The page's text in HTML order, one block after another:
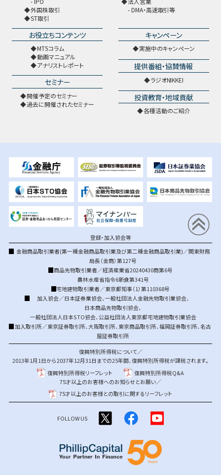
外国株取引
ST取引
DMA・高速取引等
お役立ちコンテンツ
MT5コラム
動画マニュアル
アナリストレポート
セミナー
開催予定のセミナー
過去に開催されたセミナー
キャンペーン
実施中のキャンペーン
提供番組・協賛情報
ラジオNIKKEI
投資教育・地域貢献
各種活動のご紹介
登録・加入協会等
金融商品取引業者(第一種金融商品取引業及び第二種金融商品取引業)／関東財務
局長（金商）第127号
商品先物取引業者／経済産業省20240430商第6号
農林水産省指令6新食第341号
宅地建物取引業者／東京都知事（1）第110368号
加入協会／日本証券業協会、 一般社団法人金融先物取引業協会、
日本商品先物取引協会、
一般社団法人日本STO協会、 公益社団法人東京都宅地建物取引業協会
加入取引所／東京証券取引所、大阪取引所、 東京商品取引所、福岡証券取引所、名古
屋証券取引所
復興特別所得税について／
2013年1月1日から2037年12月31日までの25年間、復興特別所得税が課税されます。
復興特別所得税リーフレット
復興特別所得税Q&A
75才以上のお客様へのお知らせとお願い／
75才以上のお客様との取引に関するリーフレット
FOLLOW US